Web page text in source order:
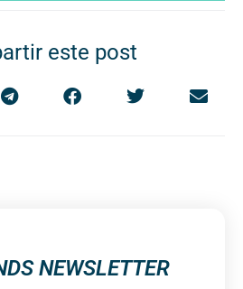
este post
NEWSLETTER